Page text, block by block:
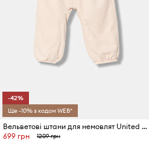
-42%
Ще -10% з кодом WEB*
Вельветові штани для немовлят United Colors of Benetton
699 грн
1209 грн